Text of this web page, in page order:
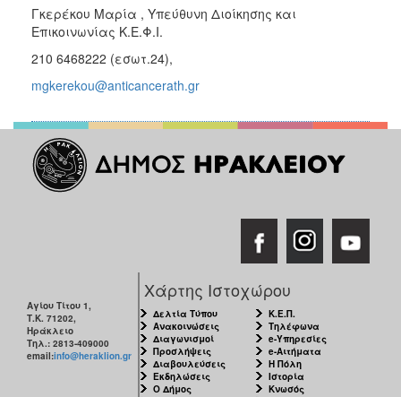
Γκερέκου Μαρία , Υπεύθυνη Διοίκησης και
Επικοινωνίας Κ.Ε.Φ.Ι.
210 6468222 (εσωτ.24),
mgkerekou@anticancerath.gr
Αγίου Τίτου 1,
Τ.Κ. 71202,
Ηράκλειο
Τηλ.: 2813-409000
email:info@heraklion.gr
Χάρτης Ιστοχώρου
Δελτία Τύπου
Ανακοινώσεις
Διαγωνισμοί
Προσλήψεις
Διαβουλεύσεις
Εκδηλώσεις
Ο Δήμος
Κ.Ε.Π.
Τηλέφωνα
e-Υπηρεσίες
e-Αιτήματα
Η Πόλη
Ιστορία
Κνωσός